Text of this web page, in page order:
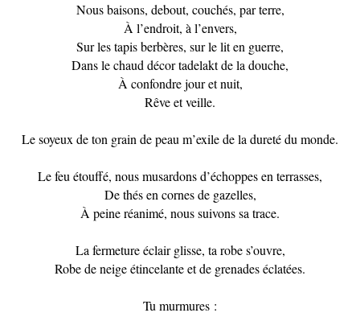
Nous baisons, debout, couchés, par terre,
À l’endroit, à l’envers,
Sur les tapis berbères, sur le lit en guerre,
Dans le chaud décor tadelakt de la douche,
À confondre jour et nuit,
Rêve et veille.
Le soyeux de ton grain de peau m’exile de la dureté du monde.
Le feu étouffé, nous musardons d’échoppes en terrasses,
De thés en cornes de gazelles,
À peine réanimé, nous suivons sa trace.
La fermeture éclair glisse, ta robe s’ouvre,
Robe de neige étincelante et de grenades éclatées.
Tu murmures :